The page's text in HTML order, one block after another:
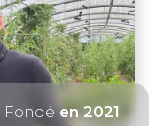
Fondé en 2021